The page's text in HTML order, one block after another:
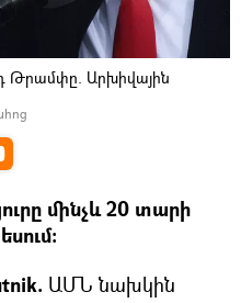
Արխիվային
մինչև 20 տարի
ԱՄՆ նախկին